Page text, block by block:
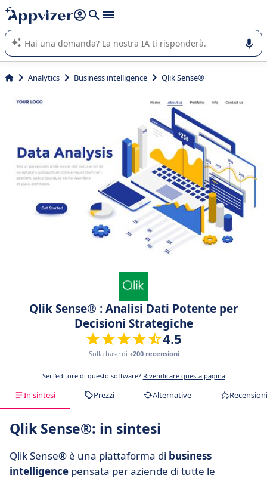
righe con
shift + enter
L'IA di Appvizer vi guida nell'utilizzo o nella scelta di un
software SaaS per la vostra azienda.
Analytics Business intelligence Qlik Sense®
Qlik Sense® : Analisi Dati Potente per
Decisioni Strategiche
4.5
Sulla base di +200 recensioni
Sei l'editore di questo software? Rivendicare questa pagina
In sintesi Prezzi Alternative Recensioni
Qlik Sense®: in sintesi
Qlik Sense® è una piattaforma di business
intelligence pensata per aziende di tutte le